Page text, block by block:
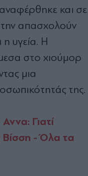
και σε
απασχολούν
η υγεία. Η
στο χιούμορ
μια
της.
Γιατί
Βίσση - Όλα τα